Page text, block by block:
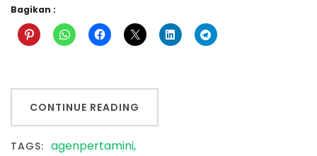
Bagikan :
CONTINUE READING
TAGS: agenpertamini